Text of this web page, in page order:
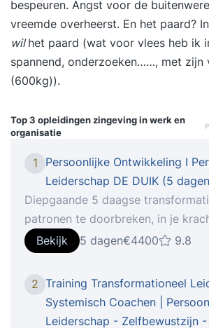
bespeuren. Angst voor de
vreemde overheerst. En het paard?
wilhet paard (wat voor vlees heb ik
spannend, onderzoeken……, met zijn
(600kg)).
Top 3 opleidingenzingeving in werk en
organisatie
1
Persoonlijke Ontwikkeling I
Leiderschap DE DUIK (5
Diepgaande 5 daagse
patronen te doorbreken, in je
je potentieel volledig te benutten.
levensveranderende ervaring voor
dan 15 jaar bewezen. Leer tijdens
training om inzicht te krijgen in
werkelijke drijfveren zijn en werk
Bekijk 5 dagen€4400 9.8
2 Training Transformationeel
Systemisch Coachen |
Leiderschap - Zelfbewustzijn